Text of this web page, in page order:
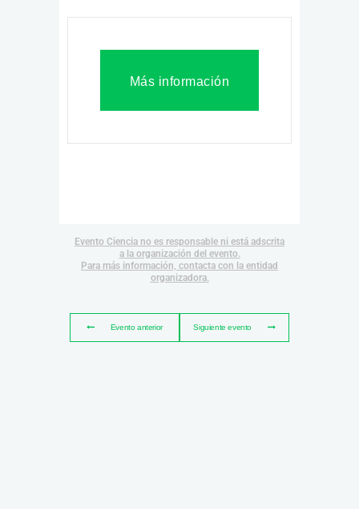
Más información
Evento Ciencia no es responsable ni está adscrita
a la organización del evento.
Para más información, contacta con la entidad
organizadora.
Evento anterior Siguiente evento